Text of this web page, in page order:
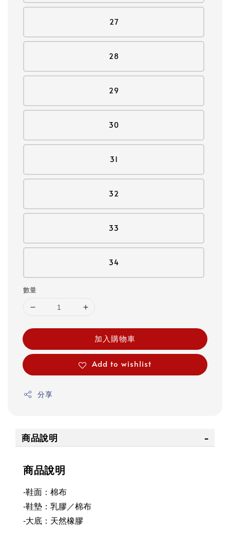
27
28
29
30
31
32
33
34
數量
加入購物車
Add to wishlist
分享
商品說明
商品說明
-鞋面：棉布
-鞋墊：乳膠／棉布
-大底：天然橡膠